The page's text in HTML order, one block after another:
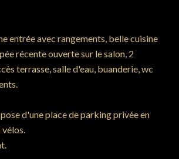
entrée avec rangements, belle cuisine
récente ouverte sur le salon, 2
terrasse, salle d'eau, buanderie, wc
d'une place de parking privée en
vélos.